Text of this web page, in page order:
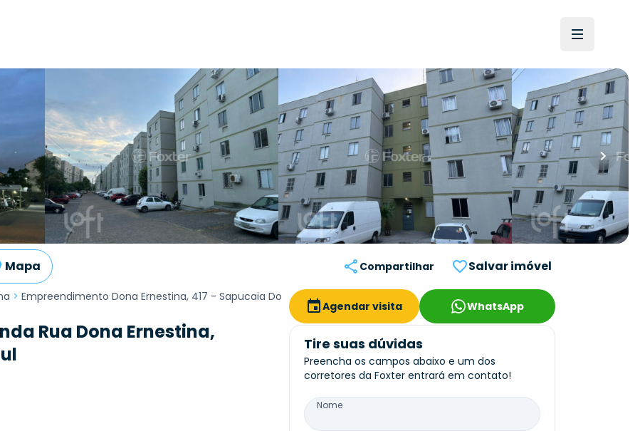
Mapa Compartilhar Salvar imóvel
> Empreendimento Dona Ernestina, 417 - Sapucaia Do
Rua Dona Ernestina,
Agendar visita WhatsApp
Tire suas dúvidas
Preencha os campos abaixo e um dos
corretores da Foxter entrará em contato!
Nome